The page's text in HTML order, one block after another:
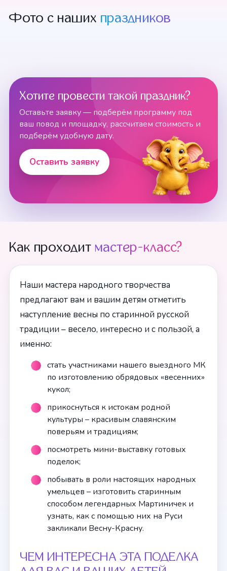
Фото с наших праздников
Хотите провести такой праздник?
Оставьте заявку — подберём программу под
ваш повод и площадку, рассчитаем стоимость и
подберём удобную дату.
Оставить заявку
Как проходит мастер-класс?
Наши мастера народного творчества
предлагают вам и вашим детям отметить
наступление весны по старинной русской
традиции – весело, интересно и с пользой, а
именно:
стать участниками нашего выездного МК
по изготовлению обрядовых «весенних»
кукол;
прикоснуться к истокам родной
культуры – красивым славянским
поверьям и традициям;
посмотреть мини-выставку готовых
поделок;
побывать в роли настоящих народных
умельцев – изготовить старинным
способом легендарных Мартиничек и
узнать, как с помощью них на Руси
закликали Весну-Красну.
ЧЕМ ИНТЕРЕСНА ЭТА ПОДЕЛКА